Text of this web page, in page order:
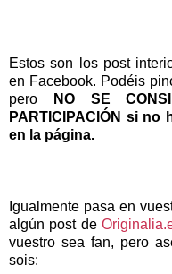
Estos son los post
en Facebook. Podéis
pero
NO SE
PARTICIPACIÓN si no
en la página.
Igualmente pasa en
algún post de
vuestro sea fan, pero
sois: